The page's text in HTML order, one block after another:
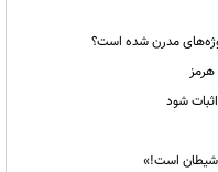
مدرن شده است؟
هرمز
شود
است!»